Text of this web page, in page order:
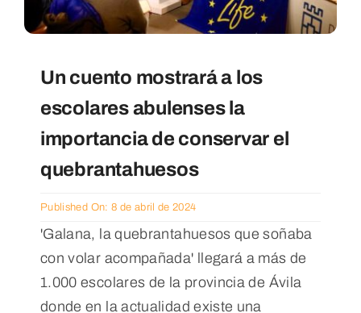
Un cuento mostrará a los
escolares abulenses la
importancia de conservar el
quebrantahuesos
Published On: 8 de abril de 2024
'Galana, la quebrantahuesos que soñaba
con volar acompañada' llegará a más de
1.000 escolares de la provincia de Ávila
donde en la actualidad existe una